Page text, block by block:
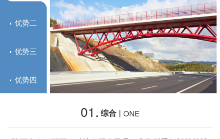
01. 综合 | ONE
优势二
优势三
优势四